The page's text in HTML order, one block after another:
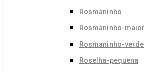
Rosmaninho
Rosmaninho-maior
Rosmaninho-verde
Roselha-pequena